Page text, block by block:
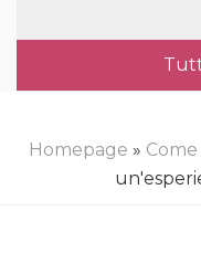
Homepage » Come